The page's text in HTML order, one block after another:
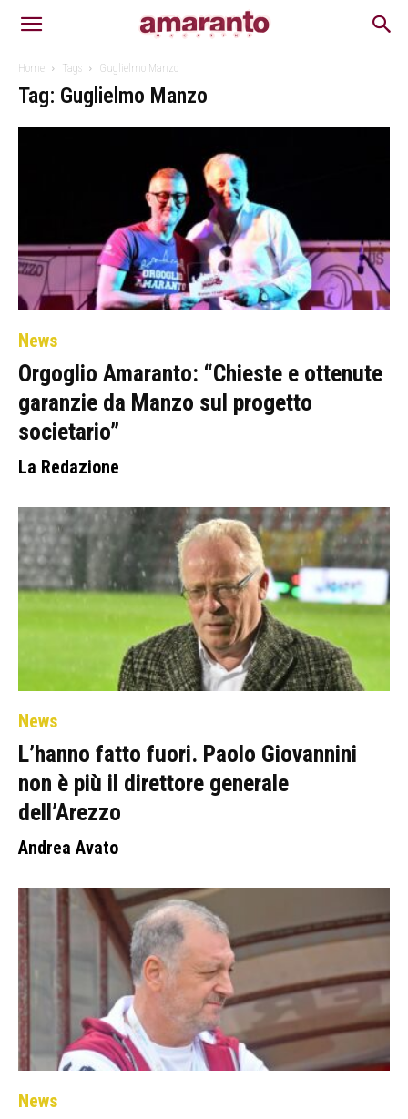
Home Tags Guglielmo Manzo
Tag: Guglielmo Manzo
News
Orgoglio Amaranto: “Chieste e ottenute
garanzie da Manzo sul progetto
societario”
La Redazione
News
L’hanno fatto fuori. Paolo Giovannini
non è più il direttore generale
dell’Arezzo
Andrea Avato
News